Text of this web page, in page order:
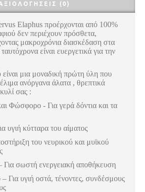
(0)
Elaphus προέρχονται από 100%
δεν περιέχουν πρόσθετα,
μακροχρόνια διασκέδαση στα
είναι ευεργετικά για την
μια μοναδική πρώτη ύλη που
ανόργανα άλατα , θρεπτικά
σας :
Φώσφορο - Για γερά δόντια και τα
υγιή κύτταρα του αίματος
του νευρικού και μυϊκού
Για σωστή ενεργειακή αποθήκευση
Για υγιή οστά, τένοντες, συνδέσμους